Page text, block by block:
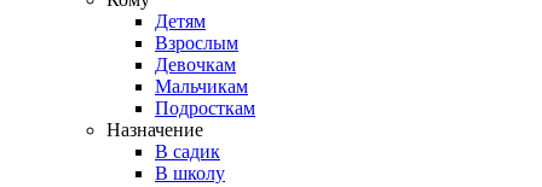
Детям
Взрослым
Девочкам
Мальчикам
Подросткам
Назначение
В садик
В школу